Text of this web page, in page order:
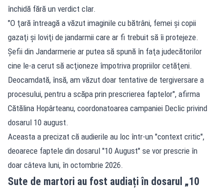
închidă fără un verdict clar.
"O ţară întreagă a văzut imaginile cu bătrâni, femei şi copii
gazaţi şi loviţi de jandarmii care ar fi trebuit să îi protejeze.
Şefii din Jandarmerie ar putea să spună în faţa judecătorilor
cine le-a cerut să acţioneze împotriva propriilor cetăţeni.
Deocamdată, însă, am văzut doar tentative de tergiversare a
procesului, pentru a scăpa prin prescrierea faptelor", afirma
Cătălina Hopârteanu, coordonatoarea campaniei Declic privind
dosarul 10 august.
Aceasta a precizat că audierile au loc într-un "context critic",
deoarece faptele din dosarul "10 August" se vor prescrie în
doar câteva luni, în octombrie 2026.
Sute de martori au fost audiați în dosarul „10